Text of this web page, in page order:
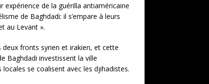
expérience de la guérilla antiaméricaine
de Baghdadi: il s’empare à leurs
au Levant ».
deux fronts syrien et irakien, et cette
Baghdadi investissent la ville
se coalisent avec les djihadistes.